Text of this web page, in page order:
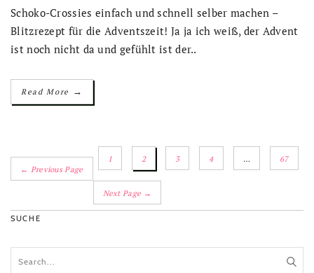
Schoko-Crossies einfach und schnell selber machen –
Blitzrezept für die Adventszeit! Ja ja ich weiß, der Advent
ist noch nicht da und gefühlt ist der..
Read More →
← Previous Page
1 2 3 4 … 67
Next Page →
SUCHE